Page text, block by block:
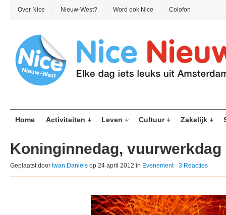
Over Nice Nieuw-West? Word ook Nice Colofon
Home Activiteiten Leven Cultuur Zakelijk
Koninginnedag, vuurwerkdag
Geplaatst door Iwan Daniëls op 24 april 2012 in Evenement· 3 Reacties